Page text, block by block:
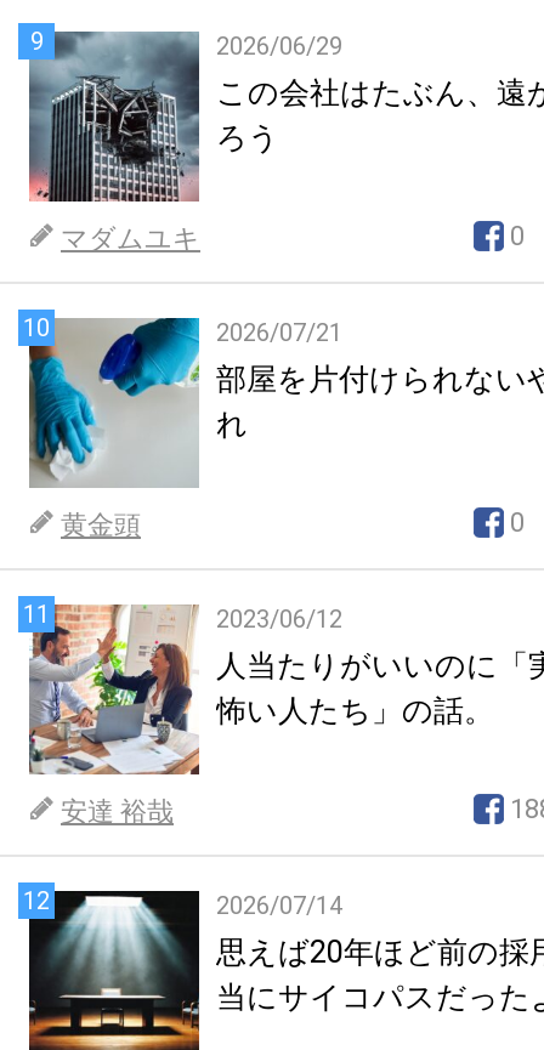
9 2026/06/29
この会社はたぶん、遠
ろう
マダムユキ 0
10 2026/07/21
部屋を片付けられない
れ
黄金頭 0
11 2023/06/12
人当たりがいいのに「
怖い人たち」の話。
安達 裕哉
12 2026/07/14
思えば20年ほど前の採
当にサイコパスだった